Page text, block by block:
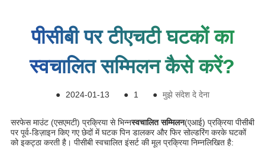
पीसीबी पर टीएचटी घटकों का
स्वचालित सम्मिलन कैसे करें?
● 2024-01-13 ● 1 ● मुझे संदेश दे देना
सरफेस माउंट (एसएमटी) प्रक्रिया से भिन्नस्वचालित सम्मिलन(एआई) प्रक्रिया पीसीबी
पर पूर्व-डिज़ाइन किए गए छेदों में घटक पिन डालकर और फिर सोल्डरिंग करके घटकों
को इकट्ठा करती है। पीसीबी स्वचालित इंसर्ट की मूल प्रक्रिया निम्नलिखित है: